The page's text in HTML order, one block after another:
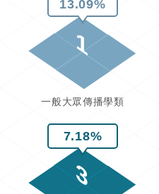
13.09%
1
一般大眾傳播學類
7.18%
3